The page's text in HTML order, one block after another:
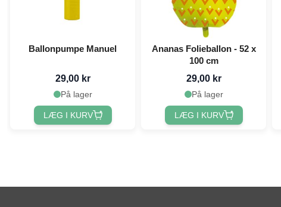
Ballonpumpe Manuel
29,00 kr
På lager
LÆG I KURV
Ananas Folieballon - 52 x
100 cm
29,00 kr
På lager
LÆG I KURV